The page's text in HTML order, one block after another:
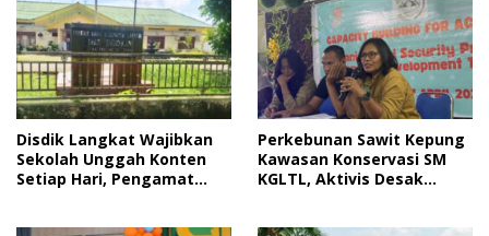
Disdik Langkat Wajibkan
Sekolah Unggah Konten
Setiap Hari, Pengamat
Perkebunan Sawit Kepung
Kawasan Konservasi SM
KGLTL, Aktivis Desak